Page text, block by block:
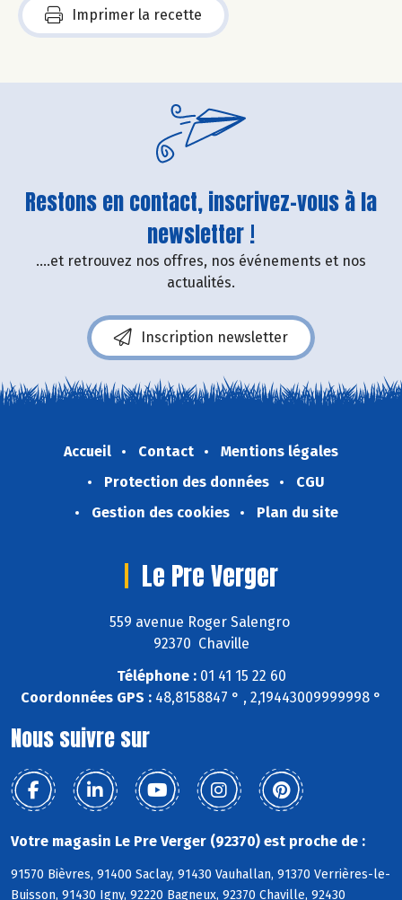
Imprimer la recette
Restons en contact, inscrivez-vous à la
newsletter !
....et retrouvez nos offres, nos événements et nos
actualités.
Inscription newsletter
Accueil Contact
Mentions légales
Protection des données
CGU
Gestion des cookies
Plan du site
Le Pre Verger
559 avenue Roger Salengro
92370 Chaville
Téléphone :01 41 15 22 60
Coordonnées GPS : 48,8158847 ° , 2,19443009999998 °
Nous suivre sur
Votre magasin Le Pre Verger (92370) est proche de :
91570 Bièvres, 91400 Saclay, 91430 Vauhallan, 91370 Verrières-le-
Buisson, 91430 Igny, 92220 Bagneux, 92370 Chaville, 92430